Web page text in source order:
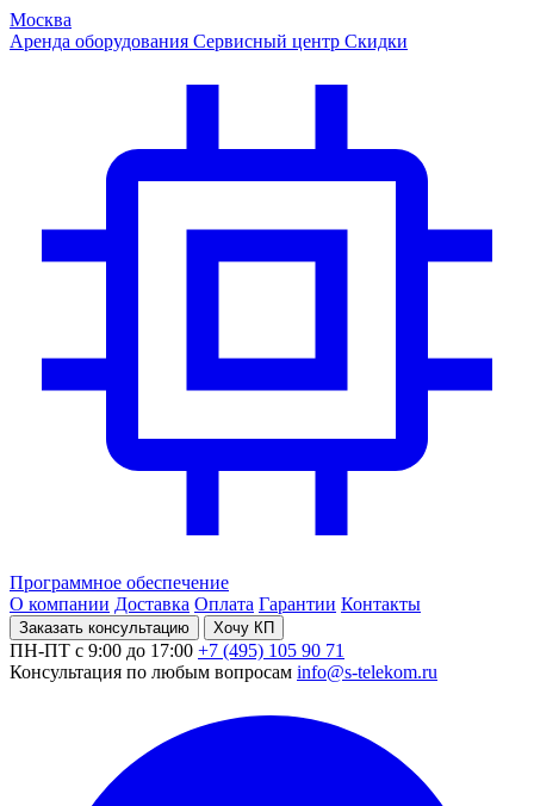
Москва
Аренда оборудования Сервисный центр Скидки
Программное обеспечение
О компании Доставка Оплата Гарантии Контакты
Заказать консультацию Хочу КП
ПН-ПТ с 9:00 до 17:00 +7 (495) 105 90 71
Консультация по любым вопросам info@s-telekom.ru